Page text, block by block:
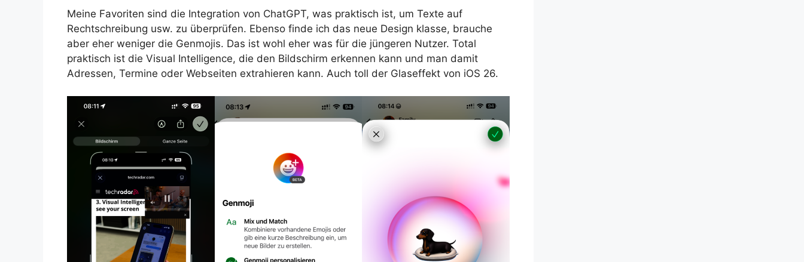
Meine Favoriten sind die Integration von ChatGPT, was praktisch ist, um Texte auf
Rechtschreibung usw. zu überprüfen. Ebenso finde ich das neue Design klasse, brauche
aber eher weniger die Genmojis. Das ist wohl eher was für die jüngeren Nutzer. Total
praktisch ist die Visual Intelligence, die den Bildschirm erkennen kann und man damit
Adressen, Termine oder Webseiten extrahieren kann. Auch toll der Glaseffekt von iOS 26.